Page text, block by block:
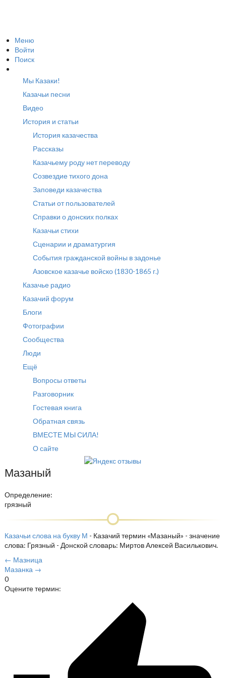
Меню
Войти
Поиск
Мы Казаки!
Казачьи песни
Видео
История и статьи
История казачества
Рассказы
Казачьему роду нет переводу
Созвездие тихого дона
Заповеди казачества
Статьи от пользователей
Справки о донских полках
Казачьи стихи
Сценарии и драматургия
События гражданской войны в задонье
Азовское казачье войско (1830-1865 г.)
Казачье радио
Казачий форум
Блоги
Фотографии
Сообщества
Люди
Ещё
Вопросы ответы
Разговорник
Гостевая книга
Обратная связь
ВМЕСТЕ МЫ СИЛА!
О сайте
Мазаный
Определение:
грязный
Казачьи слова на букву М - Казачий термин «Мазаный» - значение
слова: Грязный - Донской словарь: Миртов Алексей Василькович.
← Мазница
Мазанка →
0
Оцените термин: